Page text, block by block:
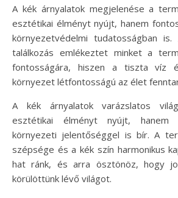
A kék árnyalatok megjelenése a
esztétikai élményt nyújt, hanem
környezetvédelmi tudatosságban
találkozás emlékeztet minket a
fontosságára, hiszen a tiszta víz
környezet létfontosságú az élet
A kék árnyalatok varázslatos
esztétikai élményt nyújt,
környezeti jelentőséggel is bír. A
szépsége és a kék szín harmonikus
hat ránk, és arra ösztönöz, hogy
körülöttünk lévő világot.